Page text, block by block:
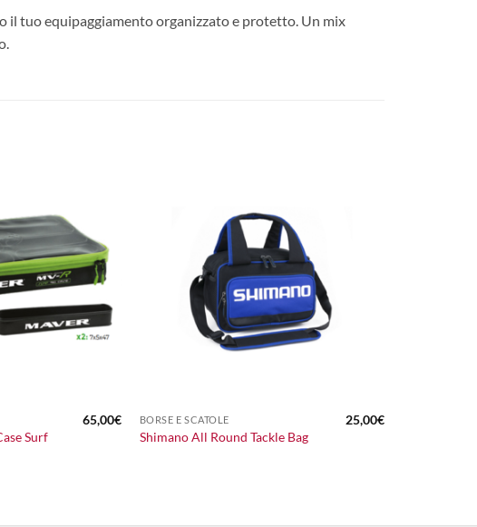
il tuo equipaggiamento organizzato e protetto. Un mix
Surf
65,00€ BORSE E SCATOLE
Shimano All Round Tackle Bag
25,00€